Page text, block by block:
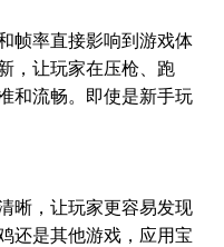
帧率直接影响到游戏体
，让玩家在压枪、跑
和流畅。即使是新手玩
晰，让玩家更容易发现
还是其他游戏，应用宝